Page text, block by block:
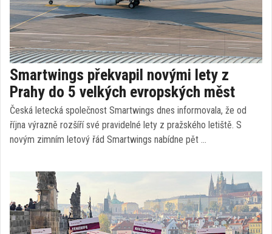
Smartwings překvapil novými lety z
Prahy do 5 velkých evropských měst
Česká letecká společnost Smartwings dnes informovala, že od
října výrazně rozšíří své pravidelné lety z pražského letiště. S
novým zimním letový řád Smartwings nabídne pět …